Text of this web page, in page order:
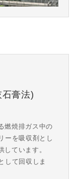
膏法)
燃焼排ガス中の
ーを吸収剤とし
ています。
して回収しま